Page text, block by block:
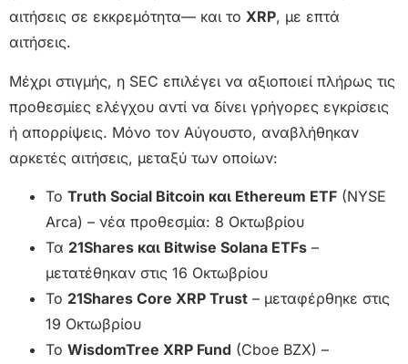
αιτήσεις σε εκκρεμότητα— και το XRP, με επτά
αιτήσεις.
Μέχρι στιγμής, η SEC επιλέγει να αξιοποιεί πλήρως τις
προθεσμίες ελέγχου αντί να δίνει γρήγορες εγκρίσεις
ή απορρίψεις. Μόνο τον Αύγουστο, αναβλήθηκαν
αρκετές αιτήσεις, μεταξύ των οποίων:
Το Truth Social Bitcoin και Ethereum ETF (NYSE
Arca) – νέα προθεσμία: 8 Οκτωβρίου
Τα 21Shares και Bitwise Solana ETFs –
μετατέθηκαν στις 16 Οκτωβρίου
Το 21Shares Core XRP Trust – μεταφέρθηκε στις
19 Οκτωβρίου
Το WisdomTree XRP Fund (Cboe BZX) –